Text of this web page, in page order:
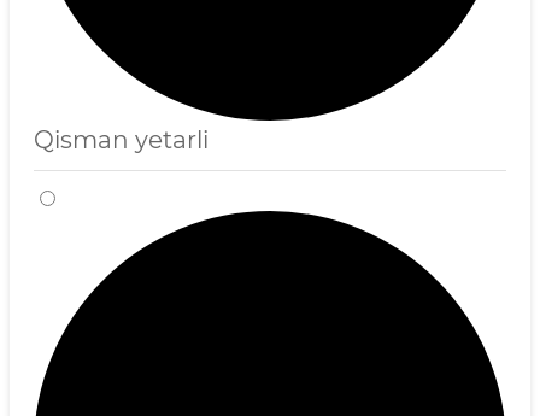
Qisman yetarli